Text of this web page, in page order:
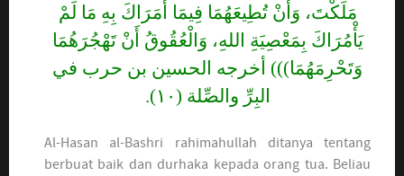
مَلَكْتَ، وَأَنْ تُطِيعَهُمَا فِيمَا أَمَرَاكَ بِهِ مَا لَمْ
يَأْمُرَاكَ بِمَعْصِيَةِ اللهِ، وَالْعُقُوقُ أَنْ تَهْجُرَهُمَا
وَتَحْرِمَهُمَا))) أخرجه الحسين بن حرب في
البِرِّ والصِّلة (١٠).
Al-Hasan al-Bashri rahimahullah ditanya tentang
berbuat baik dan durhaka kepada orang tua. Beliau